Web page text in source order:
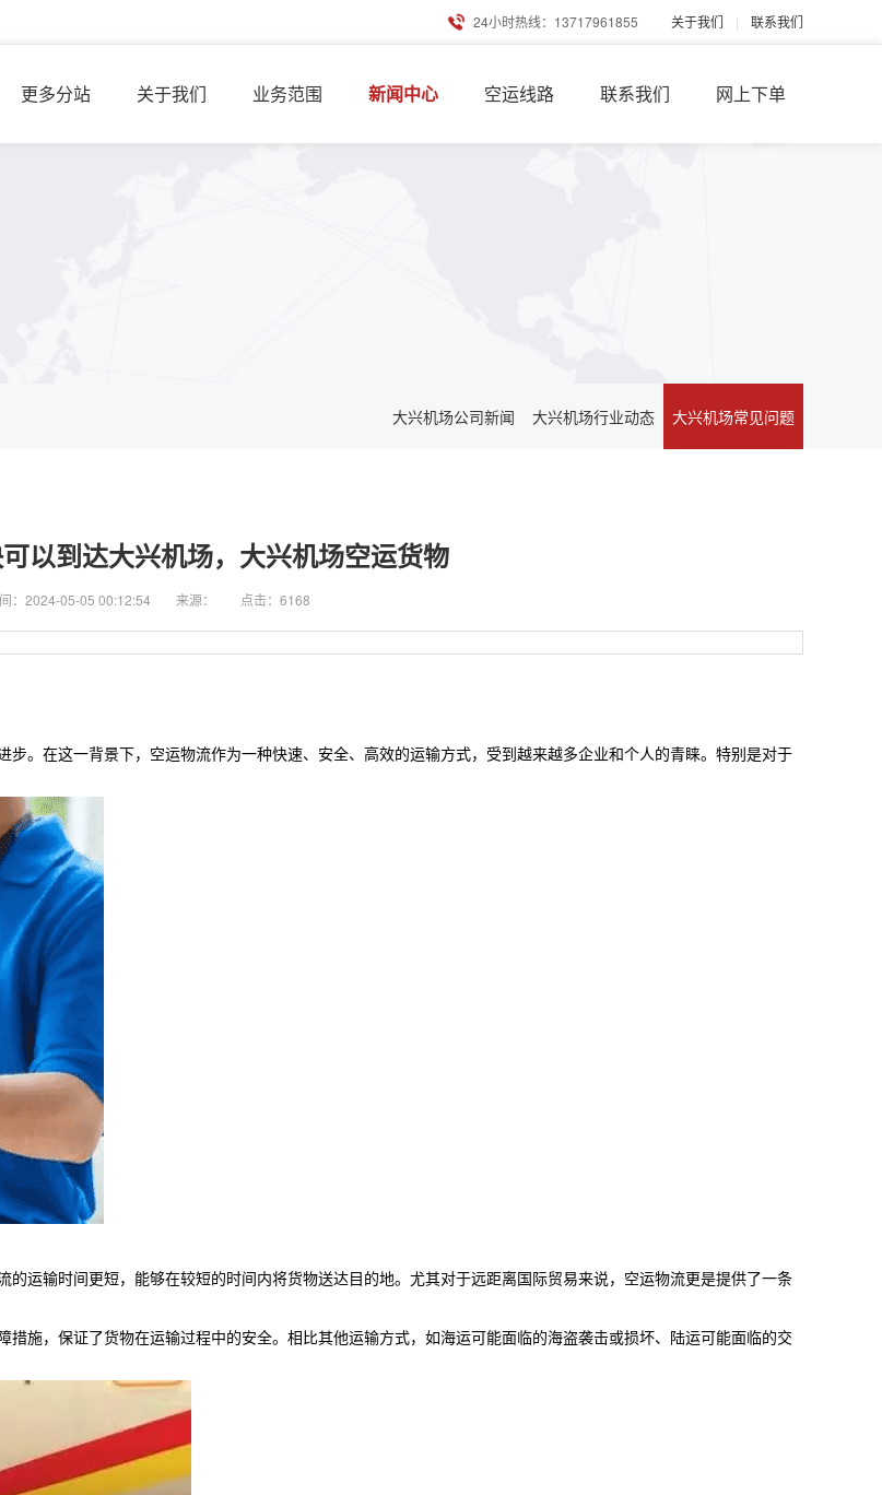
关于我们 | 联系我们
24小时热线：13717961855
更多分站 关于我们 业务范围 新闻中心 空运线路 联系我们 网上下单
大兴机场公司新闻 大兴机场行业动态 大兴机场常见问题
以到达大兴机场，大兴机场空运货物
：2024-05-05 00:12:54 来源： 点击：6168
。在这一背景下，空运物流作为一种快速、安全、高效的运输方式，受到越来越多企业和个人的青睐。特别是对于
运输时间更短，能够在较短的时间内将货物送达目的地。尤其对于远距离国际贸易来说，空运物流更是提供了一条
施，保证了货物在运输过程中的安全。相比其他运输方式，如海运可能面临的海盗袭击或损坏、陆运可能面临的交